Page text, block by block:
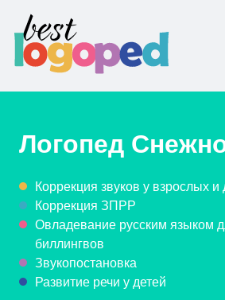
Логопед
Коррекция звуков у взрослых и
Коррекция ЗПРР
Овладевание русским языком
биллингвов
Звукопостановка
Развитие речи у детей